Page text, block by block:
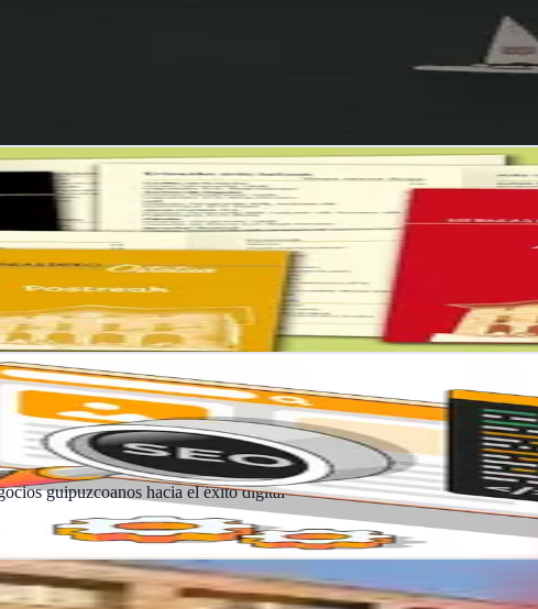
Komunikazioa
publicitarias que conectan marcas con audiencias reales desde Anoeta
guipuzcoanos hacia el éxito digital